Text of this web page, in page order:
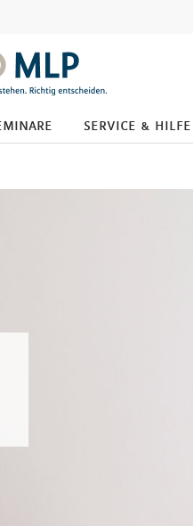
service & hilfe